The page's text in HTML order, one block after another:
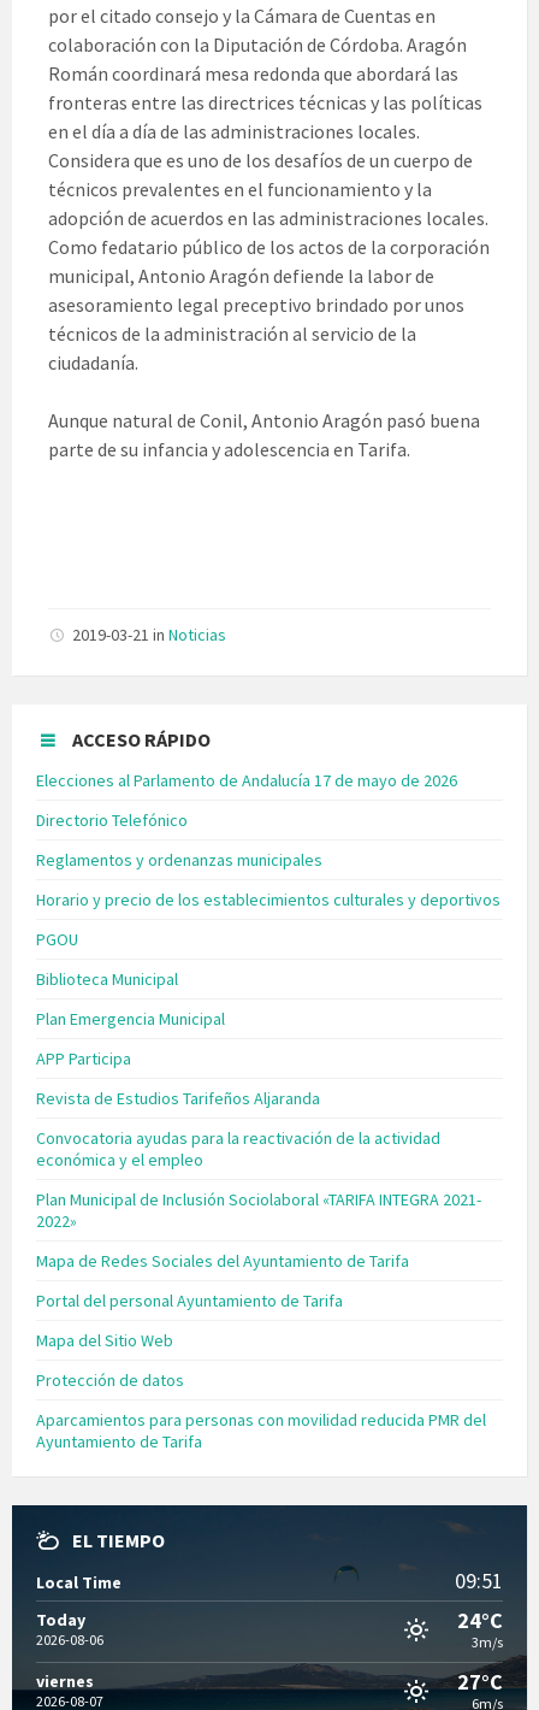
por el citado consejo y la Cámara de Cuentas en
colaboración con la Diputación de Córdoba. Aragón
Román coordinará mesa redonda que abordará las
fronteras entre las directrices técnicas y las políticas
en el día a día de las administraciones locales.
Considera que es uno de los desafíos de un cuerpo de
técnicos prevalentes en el funcionamiento y la
adopción de acuerdos en las administraciones locales.
Como fedatario público de los actos de la corporación
municipal, Antonio Aragón defiende la labor de
asesoramiento legal preceptivo brindado por unos
técnicos de la administración al servicio de la
ciudadanía.
Aunque natural de Conil, Antonio Aragón pasó buena
parte de su infancia y adolescencia en Tarifa.
2019-03-21 in Noticias
ACCESO RÁPIDO
Elecciones al Parlamento de Andalucía 17 de mayo de 2026
Directorio Telefónico
Reglamentos y ordenanzas municipales
Horario y precio de los establecimientos culturales y deportivos
PGOU
Biblioteca Municipal
Plan Emergencia Municipal
APP Participa
Revista de Estudios Tarifeños Aljaranda
Convocatoria ayudas para la reactivación de la actividad
económica y el empleo
Plan Municipal de Inclusión Sociolaboral «TARIFA INTEGRA 2021-
2022»
Mapa de Redes Sociales del Ayuntamiento de Tarifa
Portal del personal Ayuntamiento de Tarifa
Mapa del Sitio Web
Protección de datos
Aparcamientos para personas con movilidad reducida PMR del
Ayuntamiento de Tarifa
EL TIEMPO
Local Time 09:51
Today
2026-08-06
24°C
3m/s
viernes
2026-08-07
27°C
6m/s